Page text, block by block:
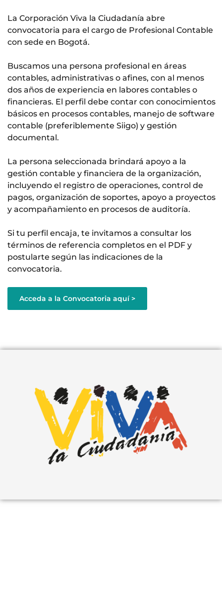
La Corporación Viva la Ciudadanía abre
convocatoria para el cargo de Profesional Contable
con sede en Bogotá.
Buscamos una persona profesional en áreas
contables, administrativas o afines, con al menos
dos años de experiencia en labores contables o
financieras. El perfil debe contar con conocimientos
básicos en procesos contables, manejo de software
contable (preferiblemente Siigo) y gestión
documental.
La persona seleccionada brindará apoyo a la
gestión contable y financiera de la organización,
incluyendo el registro de operaciones, control de
pagos, organización de soportes, apoyo a proyectos
y acompañamiento en procesos de auditoría.
Si tu perfil encaja, te invitamos a consultar los
términos de referencia completos en el PDF y
postularte según las indicaciones de la
convocatoria.
Acceda a la Convocatoria aquí >